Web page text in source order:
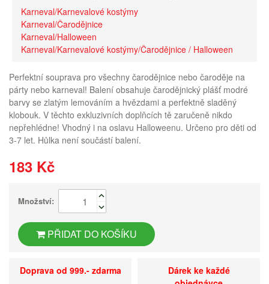
Karneval/Karnevalové kostýmy
Karneval/Čarodějnice
Karneval/Halloween
Karneval/Karnevalové kostýmy/Čarodějnice / Halloween
Perfektní souprava pro všechny čarodějnice nebo čaroděje na
párty nebo karneval! Balení obsahuje čarodějnický plášť modré
barvy se zlatým lemováním a hvězdami a perfektně sladěný
klobouk. V těchto exkluzivních doplňcích tě zaručeně nikdo
nepřehlédne! Vhodný i na oslavu Halloweenu. Určeno pro děti od
3-7 let. Hůlka není součástí balení.
183 Kč
Množství:
PŘIDAT DO KOŠÍKU
Doprava od 999.- zdarma
Dárek ke každé